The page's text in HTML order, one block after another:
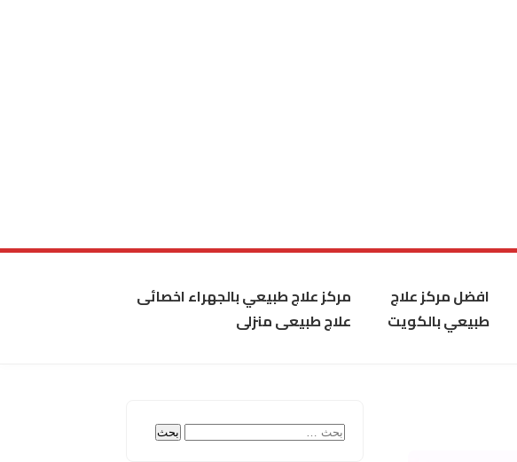
افضل مركز علاج
طبيعي بالكويت
مركز علاج طبيعي بالجهراء اخصائى
علاج طبيعى منزلى
البحث